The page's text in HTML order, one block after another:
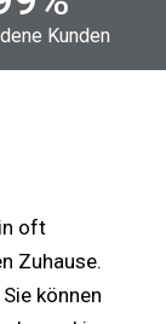
Kunden
oft
Zuhause.
können